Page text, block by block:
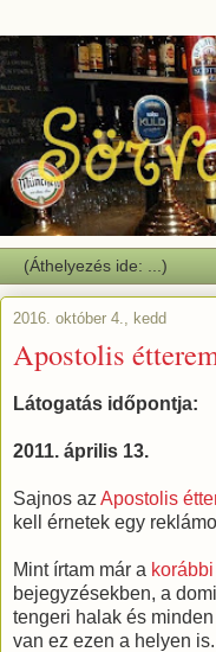
2016. október 4., kedd
Apostolis
Látogatás időpontja:
2011. április 13.
Sajnos az Apostolis
kell érnetek egy
Mint írtam már a korábbi
bejegyzésekben, a
tengeri halak és
van ez ezen a helyen